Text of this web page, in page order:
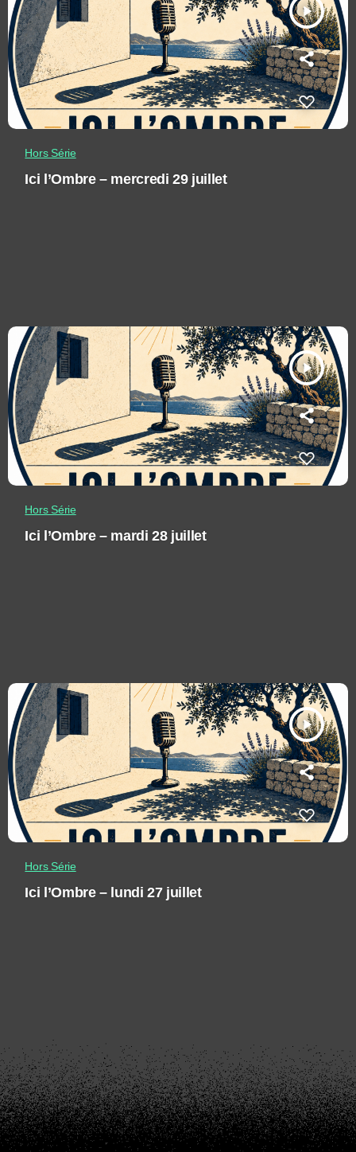
play_arrow
Hors Série
Ici l’Ombre – mercredi 29 juillet
play_arrow
Hors Série
Ici l’Ombre – mardi 28 juillet
play_arrow
Hors Série
Ici l’Ombre – lundi 27 juillet